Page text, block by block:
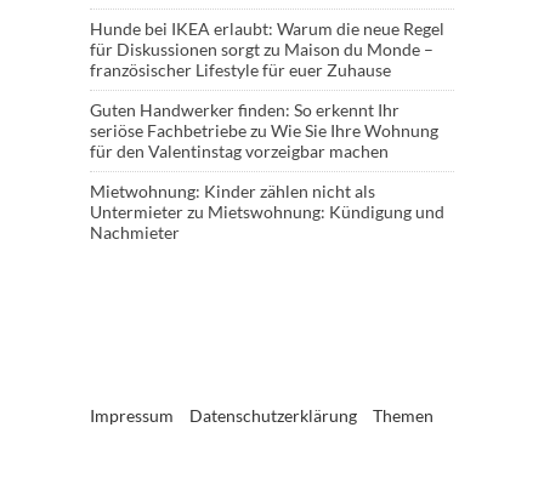
Hunde bei IKEA erlaubt: Warum die neue Regel
für Diskussionen sorgtzu Maison du Monde –
französischer Lifestyle für euer Zuhause
Guten Handwerker finden: So erkennt Ihr
seriöse Fachbetriebezu Wie Sie Ihre Wohnung
für den Valentinstag vorzeigbar machen
Mietwohnung: Kinder zählen nicht als
Untermieterzu Mietswohnung: Kündigung und
Nachmieter
Impressum Datenschutzerklärung Themen